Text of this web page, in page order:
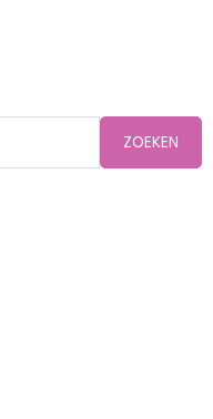
ZOEKEN